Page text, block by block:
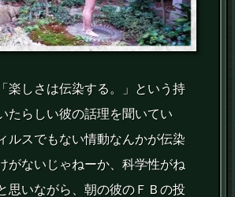
楽しさは伝染する。」という持
たらしい彼の話理を聞いてい
ルスでもない情動なんかが伝染
がないじゃねーか、科学性がね
思いながら、朝の彼のＦＢの投